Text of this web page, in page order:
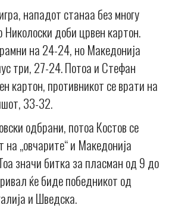
нападот станаа без многу
Николоски доби црвен картон.
на 24-24, но Македонија
три, 27-24. Потоа и Стефан
картон, противникот се врати на
33-32.
одбрани, потоа Костов се
на „овчарите“ и Македонија
значи битка за пласман од 9 до
ќе биде победникот од
и Шведска.